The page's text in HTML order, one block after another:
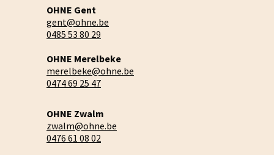
OHNE Gent
gent@ohne.be
0485 53 80 29
OHNE Merelbeke
merelbeke@ohne.be
0474 69 25 47
OHNE Zwalm
zwalm@ohne.be
0476 61 08 02